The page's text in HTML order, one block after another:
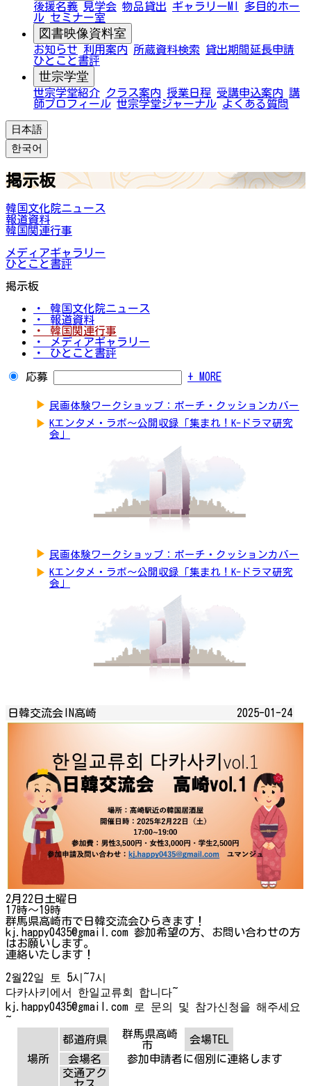
後援名義 見学会 物品貸出 ギャラリーMI
多目的ホー
ル セミナー室
図書映像資料室
お知らせ 利用案内 所蔵資料検索
貸出期間延長申請
ひとこと書評
世宗学堂
世宗学堂紹介 クラス案内 授業日程 受講申込案内 講
師プロフィール 世宗学堂ジャーナル よくある質問
日本語
한국어
掲示板
韓国文化院ニュース
報道資料
韓国関連行事
メディアギャラリー
ひとこと書評
掲示板
・ 韓国文化院ニュース
・ 報道資料
・ 韓国関連行事
・ メディアギャラリー
・ ひとこと書評
応募 + MORE
▶ 民画体験ワークショップ：ポーチ・クッションカバー
▶ Kエンタメ・ラボ～公開収録「集まれ！K-ドラマ研究
会」
▶ 民画体験ワークショップ：ポーチ・クッションカバー
▶ Kエンタメ・ラボ～公開収録「集まれ！K-ドラマ研究
会」
日韓交流会IN高崎 2025-01-24
2月22日土曜日
17時〜19時
群馬県高崎市で日韓交流会ひらきます！
kj.happy0435@gmail.com 参加希望の方、お問い合わせの方
はお願いします。
連絡いたします！
2월22일 토 5시~7시
다카사키에서 한일교류회 합니다~
kj.happy0435@gmail.com 로 문의 및 참가신청을 해주세요
~
場所
都道府県
群馬県高崎
市
会場TEL
会場名
参加申請者に個別に連絡します
交通アク